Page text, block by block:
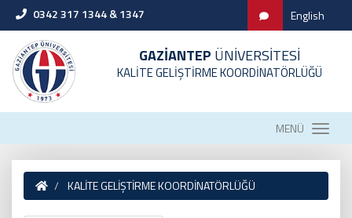
0342 317 1344 & 1347 English
GAZİANTEP ÜNİVERSİTESİ
KALİTE GELİŞTİRME KOORDİNATÖRLÜĞÜ
MENÜ
KALİTE GELİŞTİRME KOORDİNATÖRLÜĞÜ